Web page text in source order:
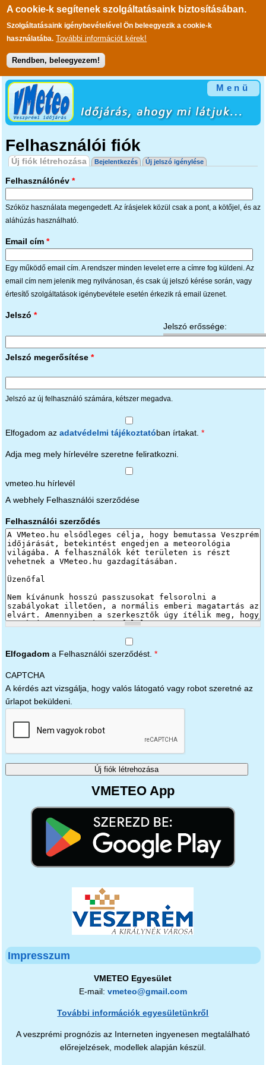
A cookie-k segítenek szolgáltatásaink biztosításában.
Szolgáltatásaink igénybevételével Ön beleegyezik a cookie-k
használatába. További információt kérek!
Rendben, beleegyezem!
Ugrás a tartalomra
Menü
Felhasználói fiók
Elsődleges fülek
Új fiók létrehozása(aktív fül)
Bejelentkezés Új jelszó igénylése
Felhasználónév *
Szóköz használata megengedett. Az írásjelek közül csak a pont, a kötőjel, és az
aláhúzás használható.
Email cím *
Egy működő email cím. A rendszer minden levelet erre a címre fog küldeni. Az
email cím nem jelenik meg nyilvánosan, és csak új jelszó kérése során, vagy
értesítő szolgáltatások igénybevétele esetén érkezik rá email üzenet.
Jelszó erőssége:
Jelszó *
Jelszó megerősítése *
Jelszó az új felhasználó számára, kétszer megadva.
Elfogadom az adatvédelmi tájékoztató ban írtakat. *
Adja meg mely hírlevélre szeretne feliratkozni.
vmeteo.hu hírlevél
A webhely Felhasználói szerződése
Felhasználói szerződés
Elfogadoma Felhasználói szerződést. *
CAPTCHA
A kérdés azt vizsgálja, hogy valós látogató vagy robot szeretné az
űrlapot beküldeni.
VMETEO App
Impresszum
VMETEO Egyesület
E-mail: vmeteo@gmail.com
További információk egyesületünkről
A veszprémi prognózis az Interneten ingyenesen megtalálható
előrejelzések, modellek alapján készül.